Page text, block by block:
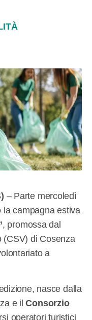
– Parte mercoledì
campagna estiva
, promossa dal
(CSV) di Cosenza
a
nasce dalla
e ilConsorzio
operatori turistici